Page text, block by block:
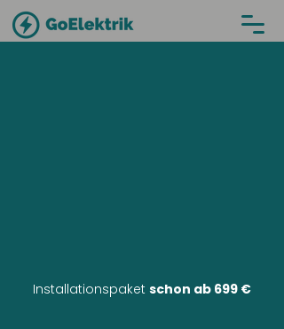
Installationspaket schon ab 699 €